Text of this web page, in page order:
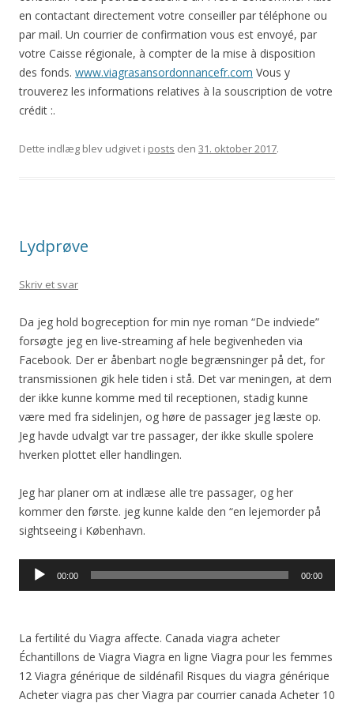
en contactant directement votre conseiller par téléphone ou
par mail. Un courrier de confirmation vous est envoyé, par
votre Caisse régionale, à compter de la mise à disposition
des fonds. www.viagrasansordonnancefr.com Vous y
trouverez les informations relatives à la souscription de votre
crédit :.
Dette indlæg blev udgivet i posts den 31. oktober 2017.
Lydprøve
Skriv et svar
Da jeg hold bogreception for min nye roman “De indviede”
forsøgte jeg en live-streaming af hele begivenheden via
Facebook. Der er åbenbart nogle begrænsninger på det, for
transmissionen gik hele tiden i stå. Det var meningen, at dem
der ikke kunne komme med til receptionen, stadig kunne
være med fra sidelinjen, og høre de passager jeg læste op.
Jeg havde udvalgt var tre passager, der ikke skulle spolere
hverken plottet eller handlingen.
Jeg har planer om at indlæse alle tre passager, og her
kommer den første. jeg kunne kalde den “en lejemorder på
sightseeing i København.
Lydafspiller
00:00 00:00
La fertilité du Viagra affecte. Canada viagra acheter
Échantillons de Viagra Viagra en ligne Viagra pour les femmes
12 Viagra générique de sildénafil Risques du viagra générique
Acheter viagra pas cher Viagra par courrier canada Acheter 10